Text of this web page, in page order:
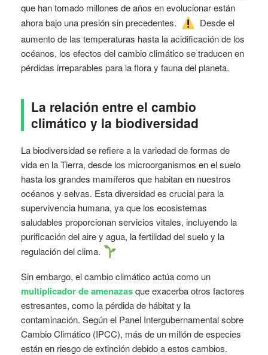
que han tomado millones de años en evolucionar están
ahora bajo una presión sin precedentes.
Desde el
aumento de las temperaturas hasta la acidificación de los
océanos, los efectos del cambio climático se traducen en
pérdidas irreparables para la flora y fauna del planeta.
La relación entre el cambio
climático y la biodiversidad
La biodiversidad se refiere a la variedad de formas de
vida en la Tierra, desde los microorganismos en el suelo
hasta los grandes mamíferos que habitan en nuestros
océanos y selvas. Esta diversidad es crucial para la
supervivencia humana, ya que los ecosistemas
saludables proporcionan servicios vitales, incluyendo la
purificación del aire y agua, la fertilidad del suelo y la
regulación del clima.
Sin embargo, el cambio climático actúa como un
multiplicador de amenazasque exacerba otros factores
estresantes, como la pérdida de hábitat y la
contaminación. Según el Panel Intergubernamental sobre
Cambio Climático (IPCC), más de un millón de especies
están en riesgo de extinción debido a estos cambios.